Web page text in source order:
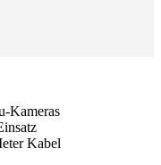
Kameras
Kabel